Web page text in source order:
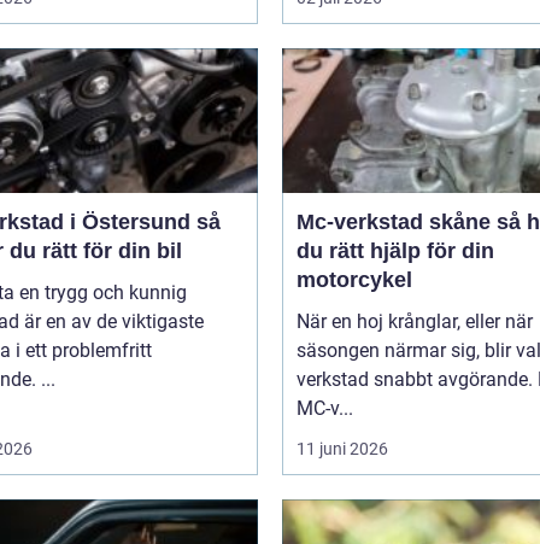
i Östersund så
du rätt för din bil
en trygg och kunnig
är en av de viktigaste
i ett problemfritt
...
Mc-verkstad skåne så hittar
du rätt hjälp för din
motorcykel
När en hoj krånglar, eller när
säsongen närmar sig, blir
verkstad snabbt avgörande.
MC-v...
11 juni 2026